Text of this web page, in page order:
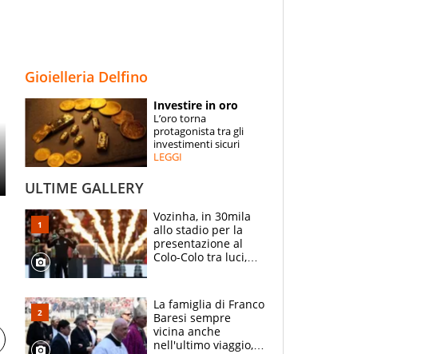
ESPERTI
CONTATTI
Gioielleria Delfino
Investire in oro
L’oro torna
protagonista tra gli
investimenti sicuri
LEGGI
ULTIME GALLERY
Vozinha, in 30mila
allo stadio per la
presentazione al
Colo-Colo tra luci,
La famiglia di Franco
Baresi sempre
vicina anche
nell'ultimo viaggio,